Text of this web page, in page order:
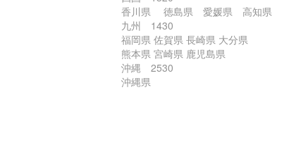
香川県 徳島県 愛媛県 高知県
九州 1430
福岡県 佐賀県 長崎県 大分県
熊本県 宮崎県 鹿児島県
沖縄 2530
沖縄県